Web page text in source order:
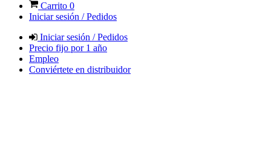
Carrito 0
Iniciar sesión / Pedidos
Iniciar sesión / Pedidos
Precio fijo por 1 año
Empleo
Conviértete en distribuidor